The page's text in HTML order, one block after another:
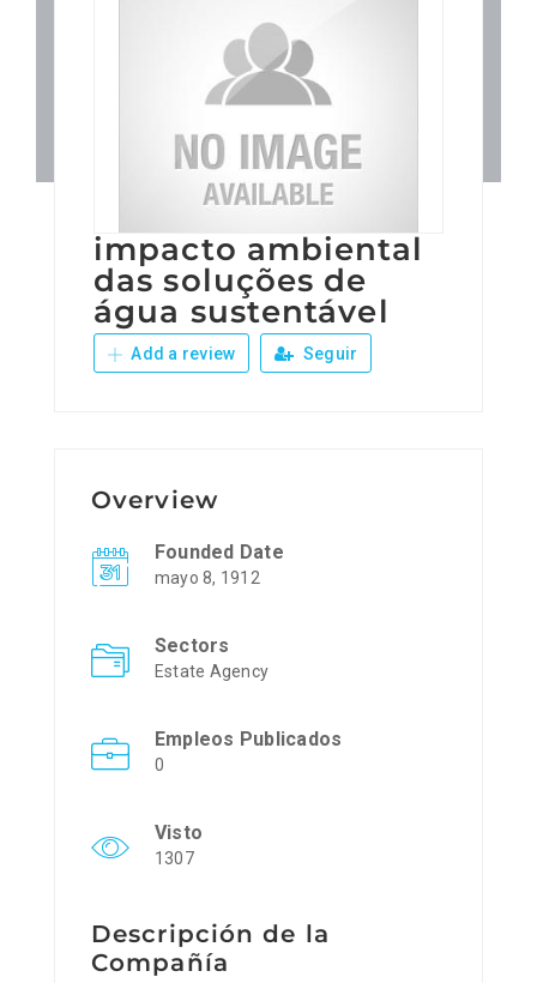
Junta Local Desarrollo
Adiestramientos
Eventos
Sobre Nosotros
impacto ambiental
das soluções de
água sustentável
Add a review Seguir
Overview
Founded Date
mayo 8, 1912
Sectors
Estate Agency
Empleos Publicados
0
Visto
1307
Descripción de la
Compañía